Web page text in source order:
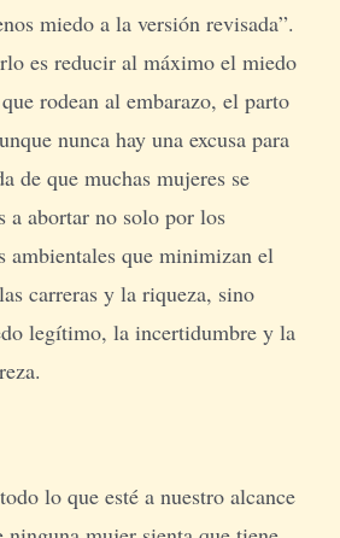
miedo a la versión revisada”.
es reducir al máximo el miedo
rodean al embarazo, el parto
nunca hay una excusa para
de que muchas mujeres se
a abortar no solo por los
ambientales que minimizan el
carreras y la riqueza, sino
legítimo, la incertidumbre y la
lo que esté a nuestro alcance